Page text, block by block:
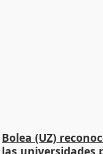
Bolea (UZ)
las universidades